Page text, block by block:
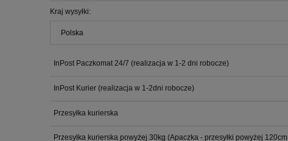
Kraj wysyłki:
InPost Paczkomat 24/7 (realizacja w 1-2 dni robocze)
InPost Kurier (realizacja w 1-2dni robocze)
Przesyłka kurierska
Przesyłka kurierska powyżej 30kg (Apaczka - przesyłki powyżej 120cm